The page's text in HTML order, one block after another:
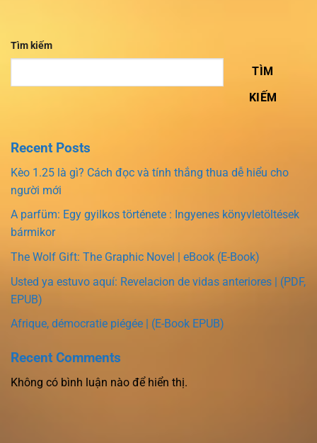
Tìm kiếm
TÌM
KIẾM
Recent Posts
Kèo 1.25 là gì? Cách đọc và tính thắng thua dễ hiểu cho
người mới
A parfüm: Egy gyilkos története : Ingyenes könyvletöltések
bármikor
The Wolf Gift: The Graphic Novel | eBook (E-Book)
Usted ya estuvo aquí: Revelacion de vidas anteriores | (PDF,
EPUB)
Afrique, démocratie piégée | (E-Book EPUB)
Recent Comments
Không có bình luận nào để hiển thị.